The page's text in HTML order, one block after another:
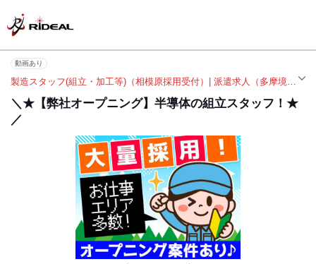
動画あり
製造スタッフ(組立・加工等)（相模原採用受付）| 派遣求人（多摩境駅）
＼★【弊社オープニング】半導体の組立スタッフ！★
／